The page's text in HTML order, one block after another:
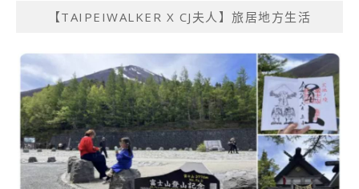
【TAIPEIWALKER X CJ夫人】旅居地方生活